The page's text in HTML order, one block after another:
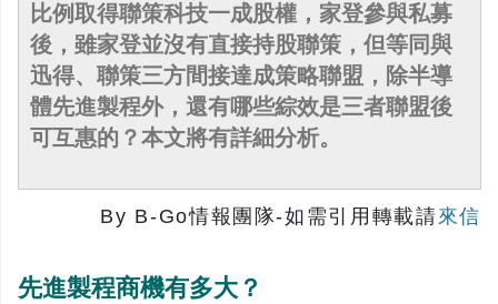
比例取得聯策科技一成股權，家登參與私募
後，雖家登並沒有直接持股聯策，但等同與
迅得、聯策三方間接達成策略聯盟，除半導
體先進製程外，還有哪些綜效是三者聯盟後
可互惠的？本文將有詳細分析。
By B-Go情報團隊-如需引用轉載請來信
先進製程商機有多大？